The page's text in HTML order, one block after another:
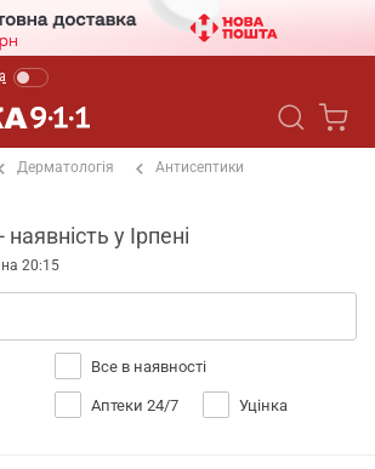
Дерматологія Антисептики
у Ірпені
на 20:15
Все в наявності
Аптеки 24/7 Уцінка